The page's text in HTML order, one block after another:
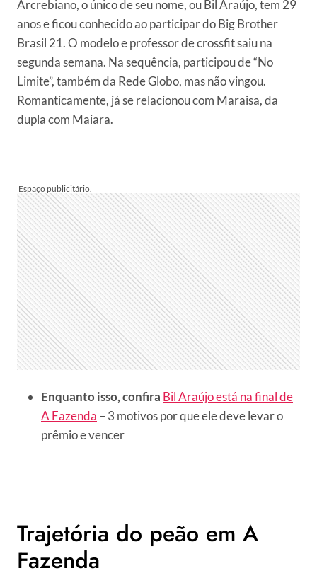
Arcrebiano, o único de seu nome, ou Bil Araújo, tem 29
anos e ficou conhecido ao participar do Big Brother
Brasil 21. O modelo e professor de crossfit saiu na
segunda semana. Na sequência, participou de “No
Limite”, também da Rede Globo, mas não vingou.
Romanticamente, já se relacionou com Maraisa, da
dupla com Maiara.
Enquanto isso, confira Bil Araújo está na final de
A Fazenda – 3 motivos por que ele deve levar o
prêmio e vencer
Trajetória do peão em A
Fazenda